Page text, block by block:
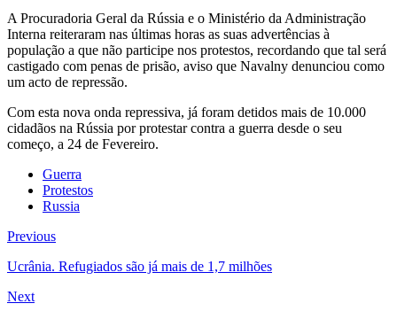
A Procuradoria Geral da Rússia e o Ministério da Administração
Interna reiteraram nas últimas horas as suas advertências à
população a que não participe nos protestos, recordando que tal será
castigado com penas de prisão, aviso que Navalny denunciou como
um acto de repressão.
Com esta nova onda repressiva, já foram detidos mais de 10.000
cidadãos na Rússia por protestar contra a guerra desde o seu
começo, a 24 de Fevereiro.
Guerra
Protestos
Russia
Previous
Ucrânia. Refugiados são já mais de 1,7 milhões
Next